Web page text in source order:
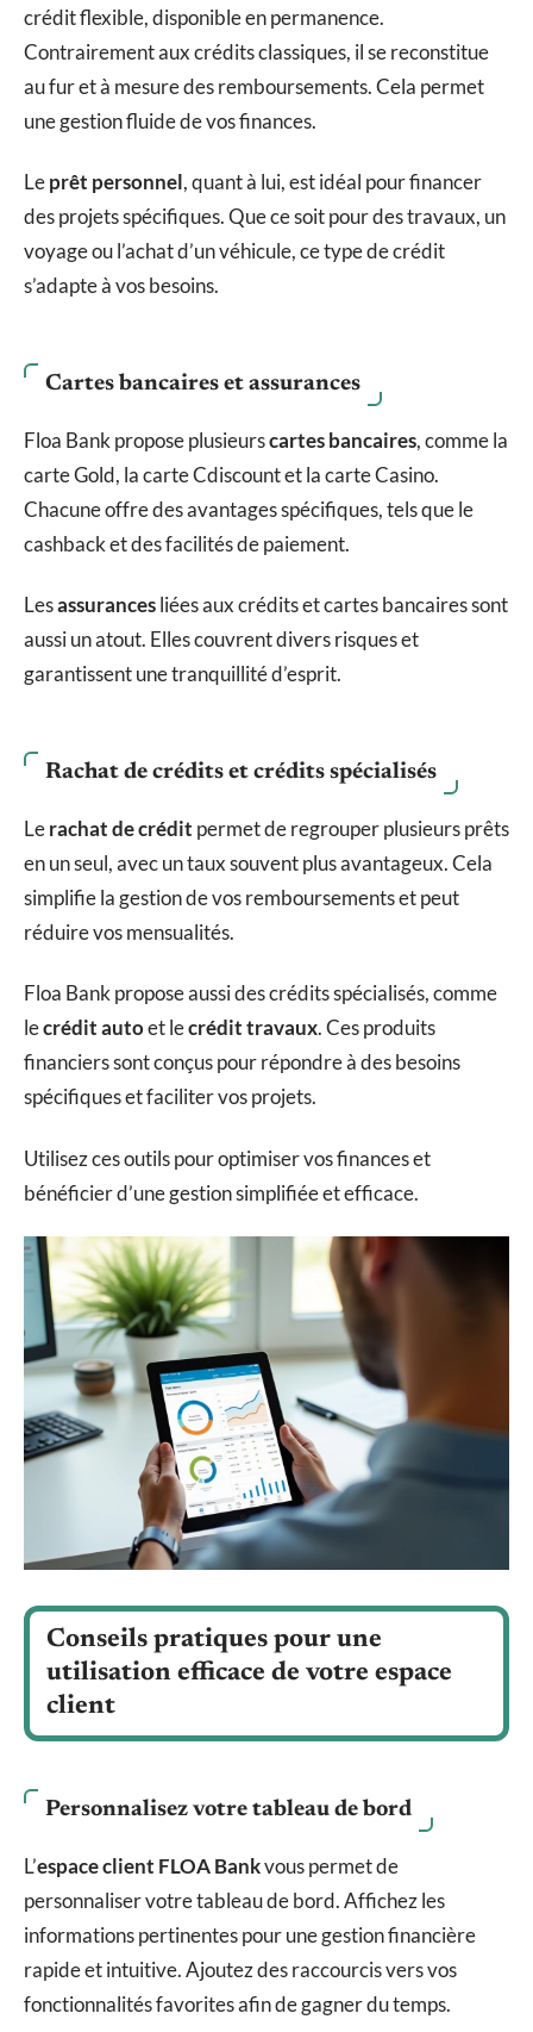
crédit flexible, disponible en permanence.
Contrairement aux crédits classiques, il se reconstitue
au fur et à mesure des remboursements. Cela permet
une gestion fluide de vos finances.
Leprêt personnel, quant à lui, est idéal pour financer
des projets spécifiques. Que ce soit pour des travaux, un
voyage ou l’achat d’un véhicule, ce type de crédit
s’adapte à vos besoins.
Cartes bancaires et assurances
Floa Bank propose plusieurscartes bancaires, comme la
carte Gold, la carte Cdiscount et la carte Casino.
Chacune offre des avantages spécifiques, tels que le
cashback et des facilités de paiement.
Lesassurancesliées aux crédits et cartes bancaires sont
aussi un atout. Elles couvrent divers risques et
garantissent une tranquillité d’esprit.
Rachat de crédits et crédits spécialisés
Lerachat de crédit permet de regrouper plusieurs prêts
en un seul, avec un taux souvent plus avantageux. Cela
simplifie la gestion de vos remboursements et peut
réduire vos mensualités.
Floa Bank propose aussi des crédits spécialisés, comme
lecrédit autoet lecrédit travaux. Ces produits
financiers sont conçus pour répondre à des besoins
spécifiques et faciliter vos projets.
Utilisez ces outils pour optimiser vos finances et
bénéficier d’une gestion simplifiée et efficace.
Conseils pratiques pour une
utilisation efficace de votre espace
client
Personnalisez votre tableau de bord
L’espace client FLOA Bankvous permet de
personnaliser votre tableau de bord. Affichez les
informations pertinentes pour une gestion financière
rapide et intuitive. Ajoutez des raccourcis vers vos
fonctionnalités favorites afin de gagner du temps.